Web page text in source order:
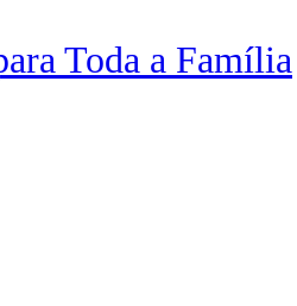
Toda a Família